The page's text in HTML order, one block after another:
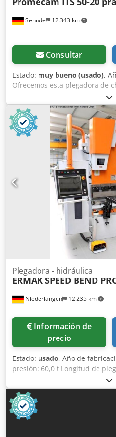
Sehnde 12.343 km
Consultar
Estado: muy bueno (usado),
Ofrecemos esta plegadora de
50-20, en muy buen estado de
1989. Dwodpfozp Siasx Aa Dja
Promecam Si tiene alguna
información, no dude en
llamarnos.
Niederlangen 12.235 km
Plegadora - hidráulica
ERMAKSPEED BEND
Información de
precio
Estado: usado, Año de
presión: 60,0 t Longitud de
entre columnas: 1000 mm
Velocidad del pistón: 160 mm/
mm/s Velocidad de retorno:
275 mm Altura de instalación:
900 mm Ancho de la mesa: